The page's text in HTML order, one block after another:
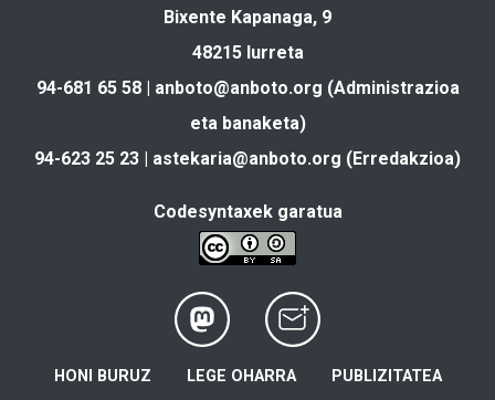
Bixente Kapanaga, 9
48215 Iurreta
94-681 65 58 | anboto@anboto.org (Administrazioa
eta banaketa)
94-623 25 23 | astekaria@anboto.org (Erredakzioa)
Codesyntaxek garatua
HONI BURUZ LEGE OHARRA PUBLIZITATEA